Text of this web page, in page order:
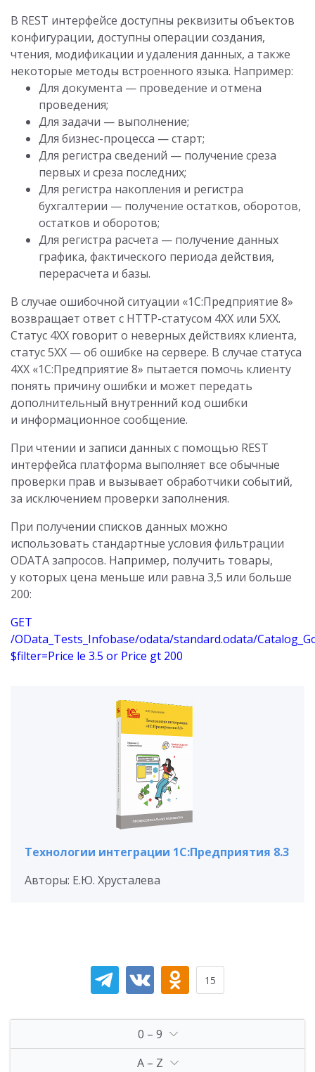
В REST интерфейсе доступны реквизиты объектов
конфигурации, доступны операции создания,
чтения, модификации и удаления данных, а также
некоторые методы встроенного языка. Например:
Для документа — проведение и отмена
проведения;
Для задачи — выполнение;
Для бизнес-процесса — старт;
Для регистра сведений — получение среза
первых и среза последних;
Для регистра накопления и регистра
бухгалтерии — получение остатков, оборотов,
остатков и оборотов;
Для регистра расчета — получение данных
графика, фактического периода действия,
перерасчета и базы.
В случае ошибочной ситуации «1С:Предприятие 8»
возвращает ответ с HTTP-статусом 4XX или 5XX.
Статус 4XX говорит о неверных действиях клиента,
статус 5XX — об ошибке на сервере. В случае статуса
4XX «1С:Предприятие 8» пытается помочь клиенту
понять причину ошибки и может передать
дополнительный внутренний код ошибки
и информационное сообщение.
При чтении и записи данных с помощью REST
интерфейса платформа выполняет все обычные
проверки прав и вызывает обработчики событий,
за исключением проверки заполнения.
При получении списков данных можно
использовать стандартные условия фильтрации
ODATA запросов. Например, получить товары,
у которых цена меньше или равна 3,5 или больше
200:
GET
/OData_Tests_Infobase/odata/standard.odata/
$filter=Price le 3.5 or Price gt 200
Технологии интеграции 1С:Предприятия 8.3
Авторы: Е.Ю. Хрусталева
15
0 – 9
A – Z